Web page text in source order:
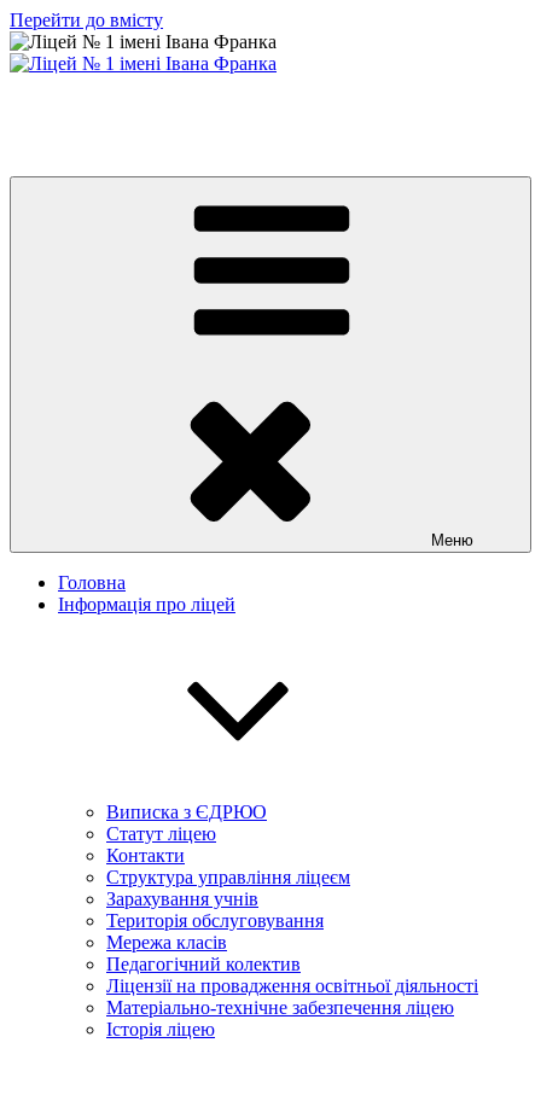
Перейти до вмісту
Меню
Головна
Інформація про ліцей
Виписка з ЄДРЮО
Статут ліцею
Контакти
Структура управління ліцеєм
Зарахування учнів
Територія обслуговування
Мережа класів
Педагогічний колектив
Ліцензії на провадження освітньої діяльності
Матеріально-технічне забезпечення ліцею
Історія ліцею